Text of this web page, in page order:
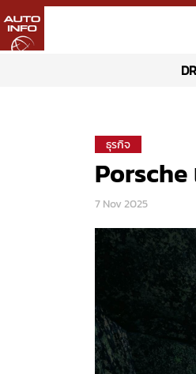
ธุรกิจ
7 Nov 2025